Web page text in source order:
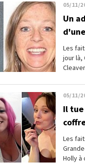
05/11/
Un
Les
jour là,
05/11/
Il
Les
Holly à